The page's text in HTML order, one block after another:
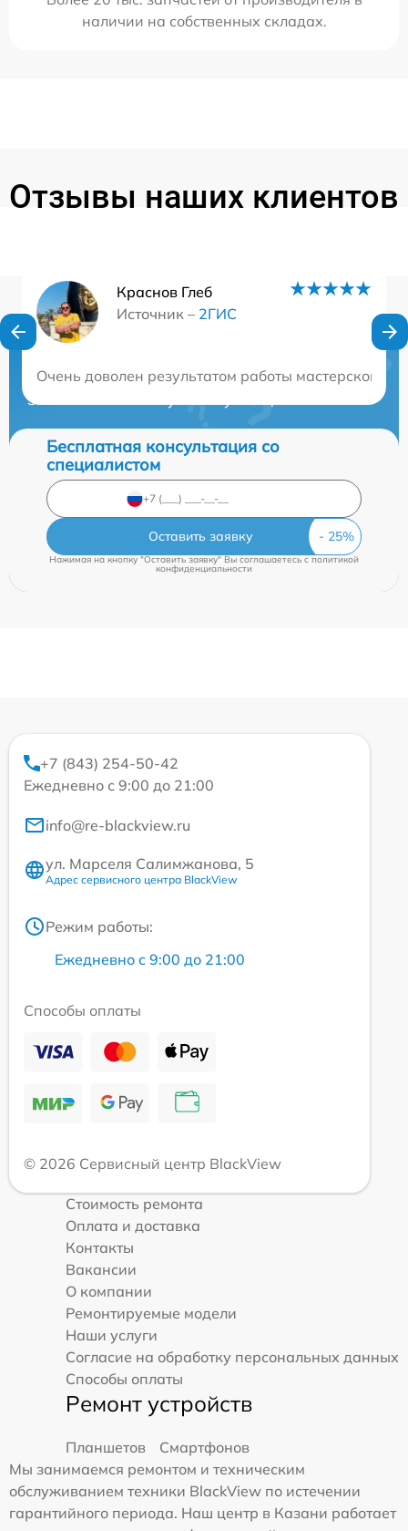
наличии на собственных складах.
Отзывы наших клиентов
Краснов Глеб
Источник – 2ГИС
Очень доволен результатом работы мастерской.
Нужна консультация?
Закажите бесплатную консультацию
Бесплатная консультация со
специалистом
Оставить заявку
Нажимая на кнопку "Оставить заявку" Вы соглашаетесь cполитикой
конфиденциальности
+7 (843) 254-50-42
Ежедневно с 9:00 до 21:00
info@re-blackview.ru
ул. Марселя Салимжанова, 5
Адрес сервисного центра BlackView
Режим работы:
Ежедневно с 9:00 до 21:00
Способы оплаты
© 2026 Сервисный центр BlackView
Стоимость ремонта
Оплата и доставка
Контакты
Вакансии
О компании
Ремонтируемые модели
Наши услуги
Согласие на обработку персональных данных
Способы оплаты
Ремонт устройств
Планшетов
Смартфонов
Мы занимаемся ремонтом и техническим
обслуживанием техники BlackView по истечении
гарантийного периода. Наш центр в Казани работает